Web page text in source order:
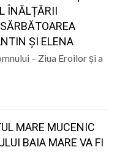
ÎNĂLȚĂRII
ȘI ELENA
– Ziua Eroilor și a
MARE MUCENIC
BAIA MARE VA FI